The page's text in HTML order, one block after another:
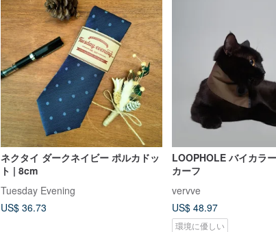
ネクタイ ダークネイビー ポルカドッ
ト | 8cm
Tuesday Evening
US$ 36.73
LOOPHOLE バイカラ
カーフ
vervve
US$ 48.97
環境に優しい